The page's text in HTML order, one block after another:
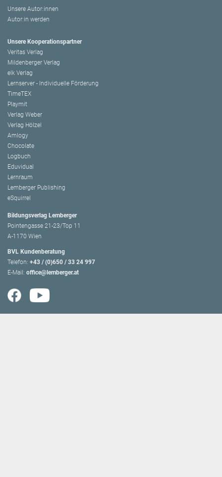
Unsere Autor:innen
Autor:in werden
Unsere Kooperationspartner
Veritas Verlag
Mildenberger Verlag
elk Verlag
Lernserver - Individuelle Förderung
TimeTEX
Playmit
Verlag Weber
Verlag Hölzel
Amlogy
Chocolate
Logbuch
Eduvidual
Lernraum
Lemberger Publishing
eSquirrel
Bildungsverlag Lemberger
Pointengasse 21-23/Top 11
A-1170 Wien
BVL Kundenberatung
Telefon: +43 / (0)650 / 33 24 997
E-Mail: office@lemberger.at